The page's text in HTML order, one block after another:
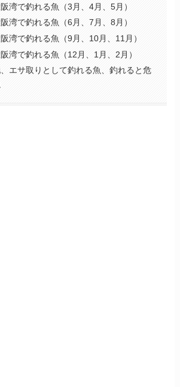
湾で釣れる魚（3月、4月、5月）
湾で釣れる魚（6月、7月、8月）
湾で釣れる魚（9月、10月、11月）
湾で釣れる魚（12月、1月、2月）
エサ取りとして釣れる魚、釣れると危